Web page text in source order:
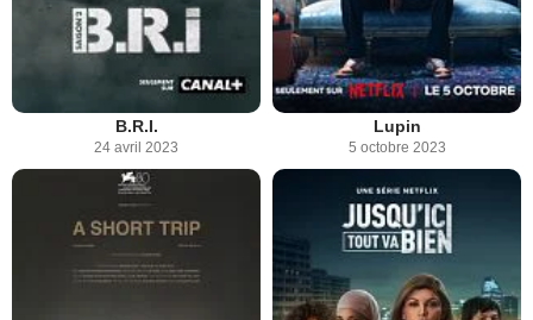
B.R.I.
24 avril 2023
Lupin
5 octobre 2023